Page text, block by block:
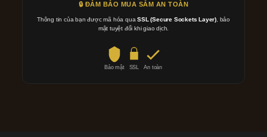
🔒 ĐẢM BẢO MUA SẮM AN TOÀN
Thông tin của bạn được mã hóa quaSSL (Secure Sockets Layer), bảo
mật tuyệt đối khi giao dịch.
Bảo mật SSL An toàn